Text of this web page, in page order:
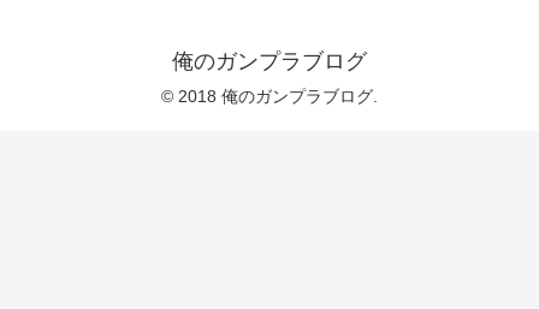
俺のガンプラブログ
© 2018 俺のガンプラブログ.